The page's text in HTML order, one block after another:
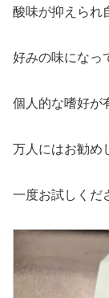
酸味が抑えられ
好みの味になっ
個人的な嗜好が
万人にはお勧め
一度お試しくだ